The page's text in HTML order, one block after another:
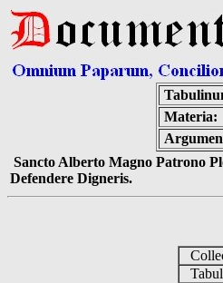
Materia:
Sancto Alberto Magno Patrono
Defendere Digneris.